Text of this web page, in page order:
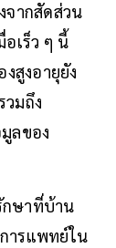
จากสัดส่วน
เร็ว ๆ นี้
สูงอายุยัง
มถึง
ลของ
กษาที่บ้าน
ารแพทย์ใน